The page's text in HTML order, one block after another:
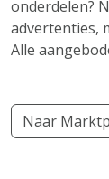
onderdelen?
advertenties,
Alle
Naar